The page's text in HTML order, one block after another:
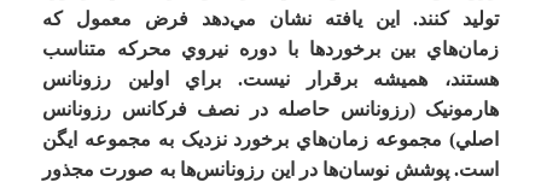
توليد کنند. اين يافته نشان مي‌دهد فرض معمول که
زمان‌هاي بين برخوردها با دوره نيروي محرکه متناسب
هستند، هميشه برقرار نيست. براي اولين رزونانس
هارمونيک (رزونانس حاصله در نصف فرکانس رزونانس
اصلي) مجموعه زمان­‌هاي برخورد نزديک به مجموعه ايگن
است. پوشش نوسان‌ها در اين رزونانس‌ها به صورت مجذور